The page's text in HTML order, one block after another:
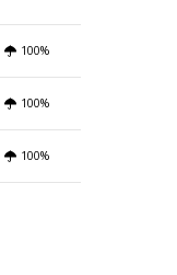
100%
100%
100%